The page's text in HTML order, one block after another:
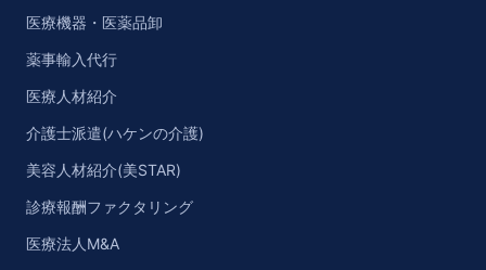
医療機器・医薬品卸
薬事輸入代行
医療人材紹介
介護士派遣(ハケンの介護)
美容人材紹介(美STAR)
診療報酬ファクタリング
医療法人M&A